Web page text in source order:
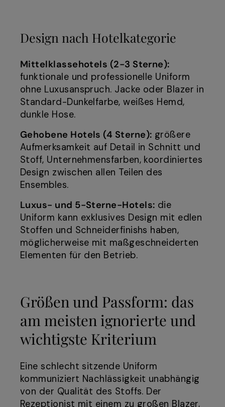
Design nach Hotelkategorie
Mittelklassehotels (2-3 Sterne):
funktionale und professionelle Uniform
ohne Luxusanspruch. Jacke oder Blazer in
Standard-Dunkelfarbe, weißes Hemd,
dunkle Hose.
Gehobene Hotels (4 Sterne): größere
Aufmerksamkeit auf Detail in Schnitt und
Stoff, Unternehmensfarben, koordiniertes
Design zwischen allen Teilen des
Ensembles.
Luxus- und 5-Sterne-Hotels: die
Uniform kann exklusives Design mit edlen
Stoffen und Schneiderfinishs haben,
möglicherweise mit maßgeschneiderten
Elementen für den Betrieb.
Größen und Passform: das
am meisten ignorierte und
wichtigste Kriterium
Eine schlecht sitzende Uniform
kommuniziert Nachlässigkeit unabhängig
von der Qualität des Stoffs. Der
Rezeptionist mit einem zu großen Blazer,